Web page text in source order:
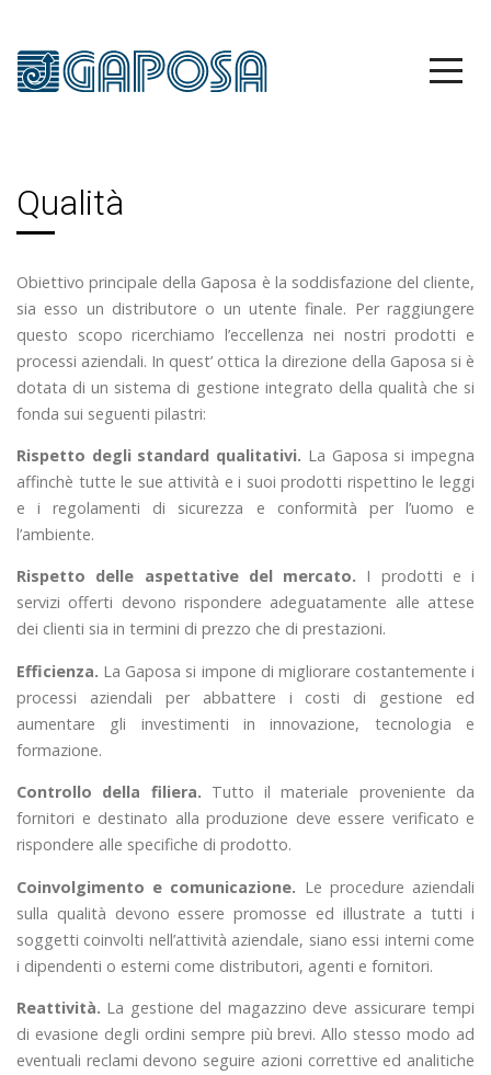
Qualità
Obiettivo principale della Gaposa è la soddisfazione del cliente,
sia esso un distributore o un utente finale. Per raggiungere
questo scopo ricerchiamo l’eccellenza nei nostri prodotti e
processi aziendali. In quest’ ottica la direzione della Gaposa si è
dotata di un sistema di gestione integrato della qualità che si
fonda sui seguenti pilastri:
Rispetto degli standard qualitativi. La Gaposa si impegna
affinchè tutte le sue attività e i suoi prodotti rispettino le leggi
e i regolamenti di sicurezza e conformità per l’uomo e
l’ambiente.
Rispetto delle aspettative del mercato. I prodotti e i
servizi offerti devono rispondere adeguatamente alle attese
dei clienti sia in termini di prezzo che di prestazioni.
Efficienza. La Gaposa si impone di migliorare costantemente i
processi aziendali per abbattere i costi di gestione ed
aumentare gli investimenti in innovazione, tecnologia e
formazione.
Controllo della filiera. Tutto il materiale proveniente da
fornitori e destinato alla produzione deve essere verificato e
rispondere alle specifiche di prodotto.
Coinvolgimento e comunicazione. Le procedure aziendali
sulla qualità devono essere promosse ed illustrate a tutti i
soggetti coinvolti nell’attività aziendale, siano essi interni come
i dipendenti o esterni come distributori, agenti e fornitori.
Reattività. La gestione del magazzino deve assicurare tempi
di evasione degli ordini sempre più brevi. Allo stesso modo ad
eventuali reclami devono seguire azioni correttive ed analitiche